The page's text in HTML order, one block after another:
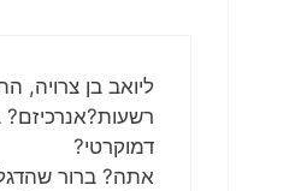
ליואב בן צרויה,
רשעות?אנרכיזם?
דמוקרטי?
אתה? ברור